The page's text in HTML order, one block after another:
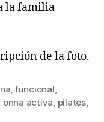
la familia
, funcional,
onna activa, pilates,